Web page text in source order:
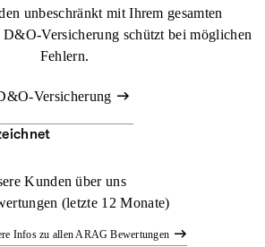
unbeschränkt mit Ihrem gesamten
Versicherung schützt bei möglichen
Fehlern.
Versicherung
Kunden über uns
(letzte 12 Monate)
Infos zu allen ARAG Bewertungen